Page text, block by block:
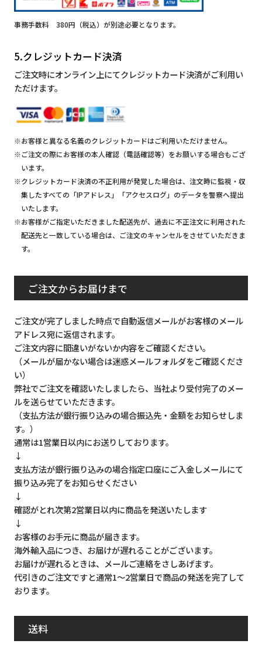
事務手数料 380円（税込）が別途必要となります。
5.クレジットカード決済
ご注文時にオンライン上にてクレジットカード決済がご利用い
ただけます。
※お客様と異なる名義のクレジットカードはご利用いただけません。
※ご注文の際にお客様の本人確認（電話確認等）をお願いする場合もござ
います。
※クレジットカード決済の不正利用が発覚した場合は、注文時に監視・収
集したすべての「IPアドレス」「アクセスログ」のデータを警察へ提出
いたします。
※お客様がご指定いただきました配送先が、過去に不正注文に利用された
配送先と一致している場合は、ご注文のキャンセルをさせていただきま
す。
ご注文からお届けまで
ご注文が完了しました時点で自動返信メールがお客様のメール
アドレス宛に返信されます。
ご注文内容に間違いがないか内容をご確認ください。
（メールが届かない場合は迷惑メールフォルダをご確認くださ
い）
弊社でご注文を確認いたしましたら、当社より受付完了のメー
ルを送らせていただきます。
（支払方法が銀行振り込みの場合振込先・金額をお知らせしま
す。）
通常は1営業日以内にお送りしております。
↓
支払方法が銀行振り込みの場合指定口座にご入金しメールにて
振り込み完了をお知らせください
↓
確認がとれ次第2営業日以内に商品を発送いたします
↓
お客様のお手元に商品が届きます。
海外輸入品につき、お届けが遅れることがございます。
お届けが遅れるときは、メールご連絡をさしあげます。
代引きのご注文ですと通常1～2営業日で商品の発送を完了して
おります。
送料